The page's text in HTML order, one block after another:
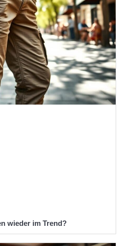
wieder im Trend?